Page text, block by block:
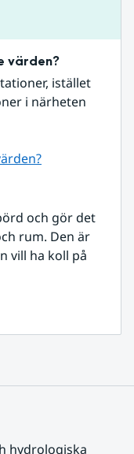
värden?
istället
i närheten
och gör det
rum. Den är
vill ha koll på
hydrologiska